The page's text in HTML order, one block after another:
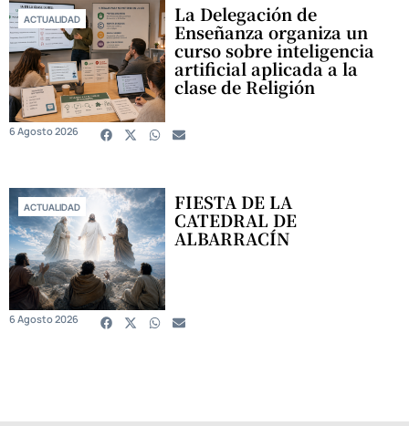
ACTUALIDAD La Delegación de
Enseñanza organiza un
curso sobre inteligencia
artificial aplicada a la
clase de Religión
6 Agosto 2026
ACTUALIDAD FIESTA DE LA
CATEDRAL DE
ALBARRACÍN
6 Agosto 2026